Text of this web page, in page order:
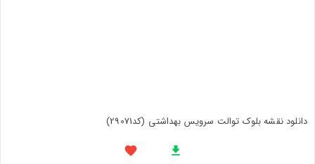
دانلود نقشه بلوک توالت سرویس بهداشتی (کد29071)